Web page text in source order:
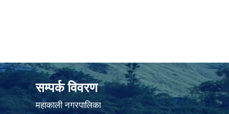
सम्पर्क विवरण
महाकाली नगरपालिका